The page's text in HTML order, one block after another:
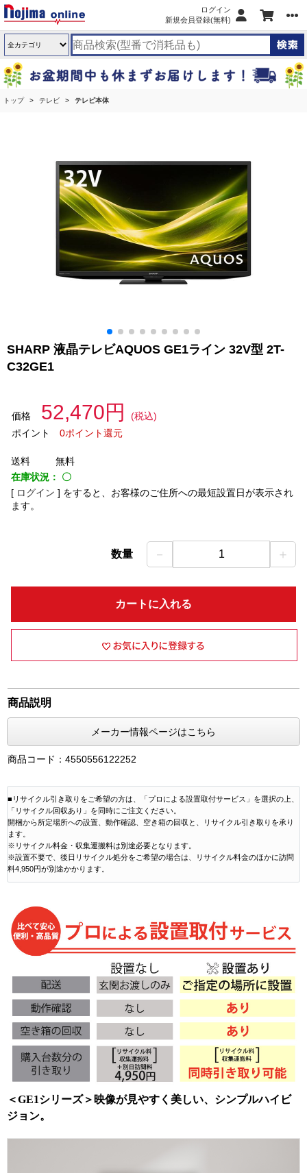
ログイン
新規会員登録(無料)
トップ テレビ テレビ本体
SHARP 液晶テレビAQUOS GE1ライン 32V型 2T-
C32GE1
価格 52,470円
(税込)
ポイント
0ポイント還元
送料
無料
在庫状況： 〇
[ ログイン ] をすると、お客様のご住所への最短設置日が表示され
ます。
数量 － 1 ＋
カートに入れる
商品説明
メーカー情報ページはこちら
商品コード：4550556122252
■リサイクル引き取りをご希望の方は、「プロによる設置取付サービス」を選択の上、
「リサイクル回収あり」を同時にご注文ください。
開梱から所定場所への設置、動作確認、空き箱の回収と、リサイクル引き取りを承り
ます。
※リサイクル料金・収集運搬料は別途必要となります。
※設置不要で、後日リサイクル処分をご希望の場合は、リサイクル料金のほかに訪問
料4,950円が別途かかります。